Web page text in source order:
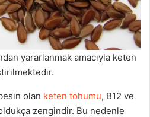
yararlanmak amacıyla keten
olan keten tohumu, B12 ve
zengindir. Bu nedenle